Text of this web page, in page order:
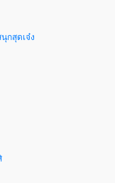
กสุดเจ๋ง